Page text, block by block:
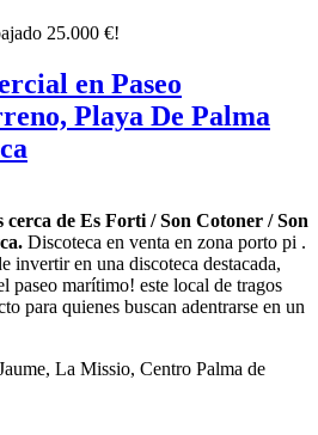
25.000 €!
en Paseo
Playa De Palma
cerca de Es Forti / Son Cotoner / Son
Discoteca en venta en zona porto pi .
invertir en una discoteca destacada,
paseo marítimo! este local de tragos
para quienes buscan adentrarse en un